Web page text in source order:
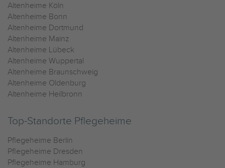
Altenheime Köln
Altenheime Bonn
Altenheime Dortmund
Altenheime Mainz
Altenheime Lübeck
Altenheime Wuppertal
Altenheime Braunschweig
Altenheime Oldenburg
Altenheime Heilbronn
Top-Standorte Pflegeheime
Pflegeheime Berlin
Pflegeheime Dresden
Pflegeheime Hamburg